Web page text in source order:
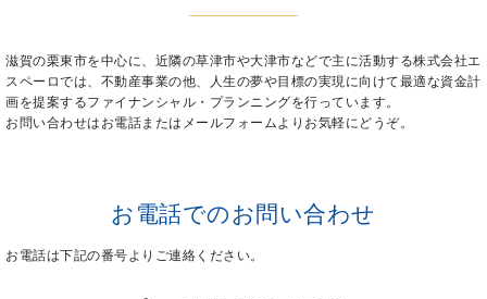
滋賀の栗東市を中心に、近隣の草津市や大津市などで主に活動する株式会社エ
スペーロでは、不動産事業の他、人生の夢や目標の実現に向けて最適な資金計
画を提案するファイナンシャル・プランニングを行っています。
お問い合わせはお電話またはメールフォームよりお気軽にどうぞ。
お電話でのお問い合わせ
お電話は下記の番号よりご連絡ください。